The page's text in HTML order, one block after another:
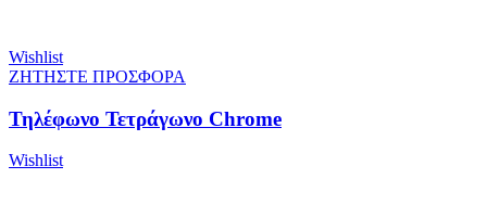
Wishlist
ΖΗΤΗΣΤΕ ΠΡΟΣΦΟΡΑ
Τηλέφωνο Τετράγωνο Chrome
Wishlist